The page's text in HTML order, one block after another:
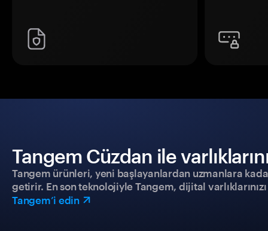
Tangem Cüzdan ile
Tangem ürünleri, yeni başlayanlardan uzmanlara
getirir. En son teknolojiyle Tangem, dijital
Tangem’i edin